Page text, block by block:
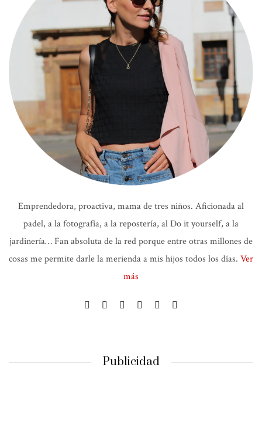
Emprendedora, proactiva, mama de tres niños. Aficionada al
padel, a la fotografía, a la repostería, al Do it yourself, a la
jardinería… Fan absoluta de la red porque entre otras millones de
cosas me permite darle la merienda a mis hijos todos los días. Ver
más
Publicidad